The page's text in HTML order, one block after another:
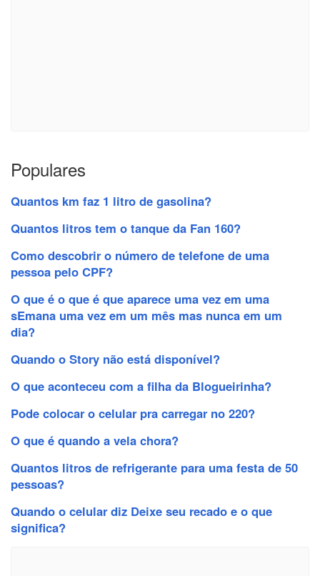
Populares
Quantos km faz 1 litro de gasolina?
Quantos litros tem o tanque da Fan 160?
Como descobrir o número de telefone de uma
pessoa pelo CPF?
O que é o que é que aparece uma vez em uma
sEmana uma vez em um mês mas nunca em um
dia?
Quando o Story não está disponível?
O que aconteceu com a filha da Blogueirinha?
Pode colocar o celular pra carregar no 220?
O que é quando a vela chora?
Quantos litros de refrigerante para uma festa de 50
pessoas?
Quando o celular diz Deixe seu recado e o que
significa?